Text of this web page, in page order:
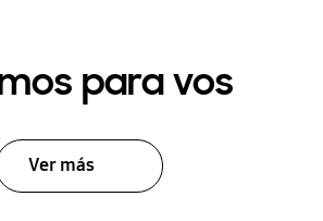
para vos
Ver más